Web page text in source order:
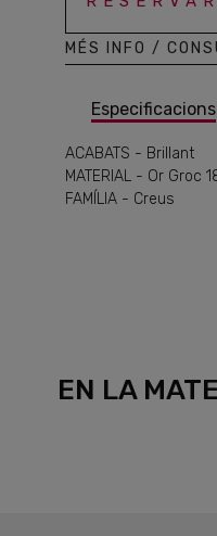
MÉS INFO /
Especificacions
ACABATS - Brillant
MATERIAL - Or Groc
FAMÍLIA - Creus
EN LA